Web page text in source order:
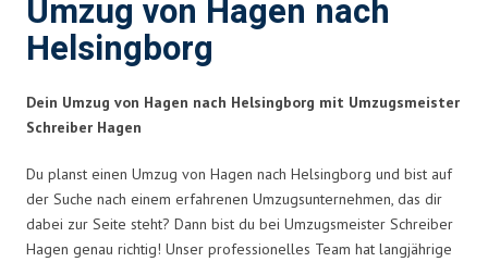
Umzug von Hagen nach
Helsingborg
Dein Umzug von Hagen nach Helsingborg mit Umzugsmeister
Schreiber Hagen
Du planst einen Umzug von Hagen nach Helsingborg und bist auf
der Suche nach einem erfahrenen Umzugsunternehmen, das dir
dabei zur Seite steht? Dann bist du bei Umzugsmeister Schreiber
Hagen genau richtig! Unser professionelles Team hat langjährige